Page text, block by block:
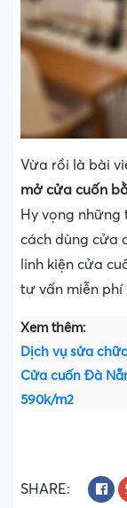
Vừa rồi là bài
mở cửa cuốn
Hy vọng những
cách dùng cửa
linh kiện cửa
tư vấn miễn phí
Xem thêm:
Dịch vụ sửa
Cửa cuốn Đà
590k/m2
SHARE: